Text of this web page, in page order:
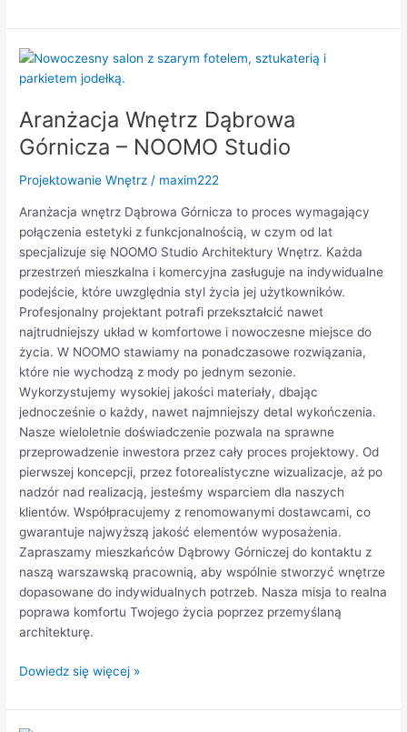
Aranżacja Wnętrz Dąbrowa
Górnicza – NOOMO Studio
Projektowanie Wnętrz / maxim222
Aranżacja wnętrz Dąbrowa Górnicza to proces wymagający
połączenia estetyki z funkcjonalnością, w czym od lat
specjalizuje się NOOMO Studio Architektury Wnętrz. Każda
przestrzeń mieszkalna i komercyjna zasługuje na indywidualne
podejście, które uwzględnia styl życia jej użytkowników.
Profesjonalny projektant potrafi przekształcić nawet
najtrudniejszy układ w komfortowe i nowoczesne miejsce do
życia. W NOOMO stawiamy na ponadczasowe rozwiązania,
które nie wychodzą z mody po jednym sezonie.
Wykorzystujemy wysokiej jakości materiały, dbając
jednocześnie o każdy, nawet najmniejszy detal wykończenia.
Nasze wieloletnie doświadczenie pozwala na sprawne
przeprowadzenie inwestora przez cały proces projektowy. Od
pierwszej koncepcji, przez fotorealistyczne wizualizacje, aż po
nadzór nad realizacją, jesteśmy wsparciem dla naszych
klientów. Współpracujemy z renomowanymi dostawcami, co
gwarantuje najwyższą jakość elementów wyposażenia.
Zapraszamy mieszkańców Dąbrowy Górniczej do kontaktu z
naszą warszawską pracownią, aby wspólnie stworzyć wnętrze
dopasowane do indywidualnych potrzeb. Nasza misja to realna
poprawa komfortu Twojego życia poprzez przemyślaną
architekturę.
Aranżacja
Wnętrz
Górnicza
–
NOOMO
Studio
Dowiedz się więcej »